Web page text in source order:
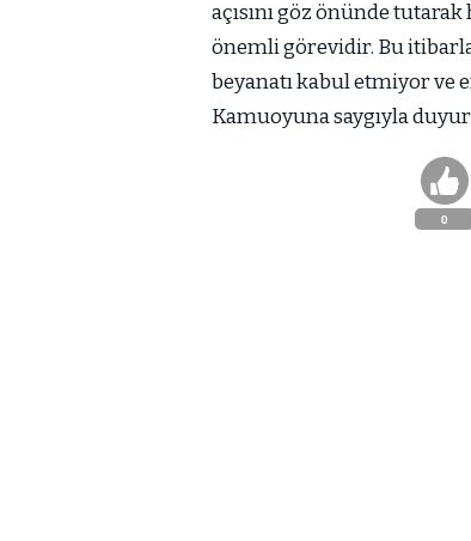
açısını göz önünde
önemli görevidir. Bu
beyanatı kabul etmiyor ve
Kamuoyuna saygıyla
0